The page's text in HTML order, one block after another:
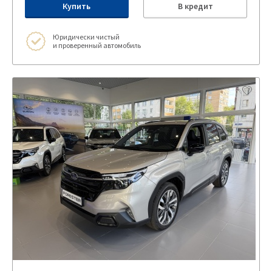
Купить В кредит
Юридически чистый
и проверенный автомобиль